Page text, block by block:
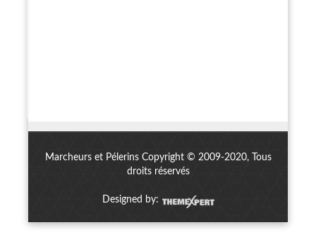
Marcheurs et Pélerins Copyright © 2009-2020, Tous
droits réservés
Designed by: